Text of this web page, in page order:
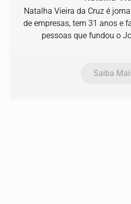
Natalha Vieira da Cruz é
de empresas, tem 31 anos e
pessoas que fundou o
Saiba